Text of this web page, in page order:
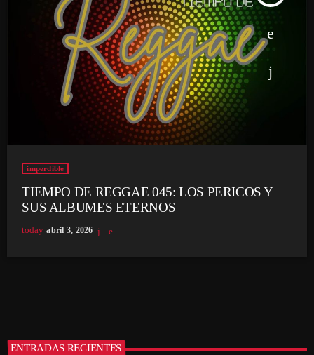
imperdible
TIEMPO DE REGGAE 045: LOS PERICOS Y
SUS ALBUMES ETERNOS
today abril 3, 2026
ENTRADAS RECIENTES